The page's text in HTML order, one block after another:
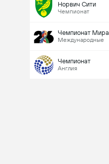
Норвич Сити
Чемпионат
Чемпионат Мира
Международные
Чемпионат
Англия